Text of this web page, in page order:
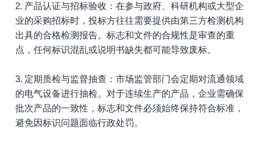
2. 产品认证与招标验收：在参与政府、科研机构或大型企
业的采购招标时，投标方往往需要提供由第三方检测机构
出具的合格检测报告。标志和文件的合规性是审查的重
点，任何标识混乱或说明书缺失都可能导致废标。
3. 定期质检与监督抽查：市场监管部门会定期对流通领域
的电气设备进行抽检。对于连续生产的产品，企业需确保
批次产品的一致性，标志和文件必须始终保持符合标准，
避免因标识问题面临行政处罚。